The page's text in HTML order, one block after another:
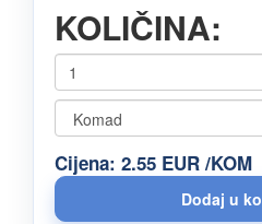
KOLIČINA:
Cijena: 2.55 EUR /KOM